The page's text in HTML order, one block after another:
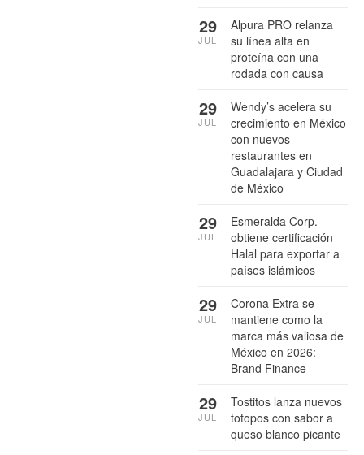
Alpura PRO relanza
su línea alta en
proteína con una
rodada con causa
29
JUL
Wendy’s acelera su
crecimiento en México
con nuevos
restaurantes en
Guadalajara y Ciudad
de México
29
JUL
Esmeralda Corp.
obtiene certificación
Halal para exportar a
países islámicos
29
JUL
Corona Extra se
mantiene como la
marca más valiosa de
México en 2026:
Brand Finance
29
JUL
Tostitos lanza nuevos
totopos con sabor a
queso blanco picante
29
JUL